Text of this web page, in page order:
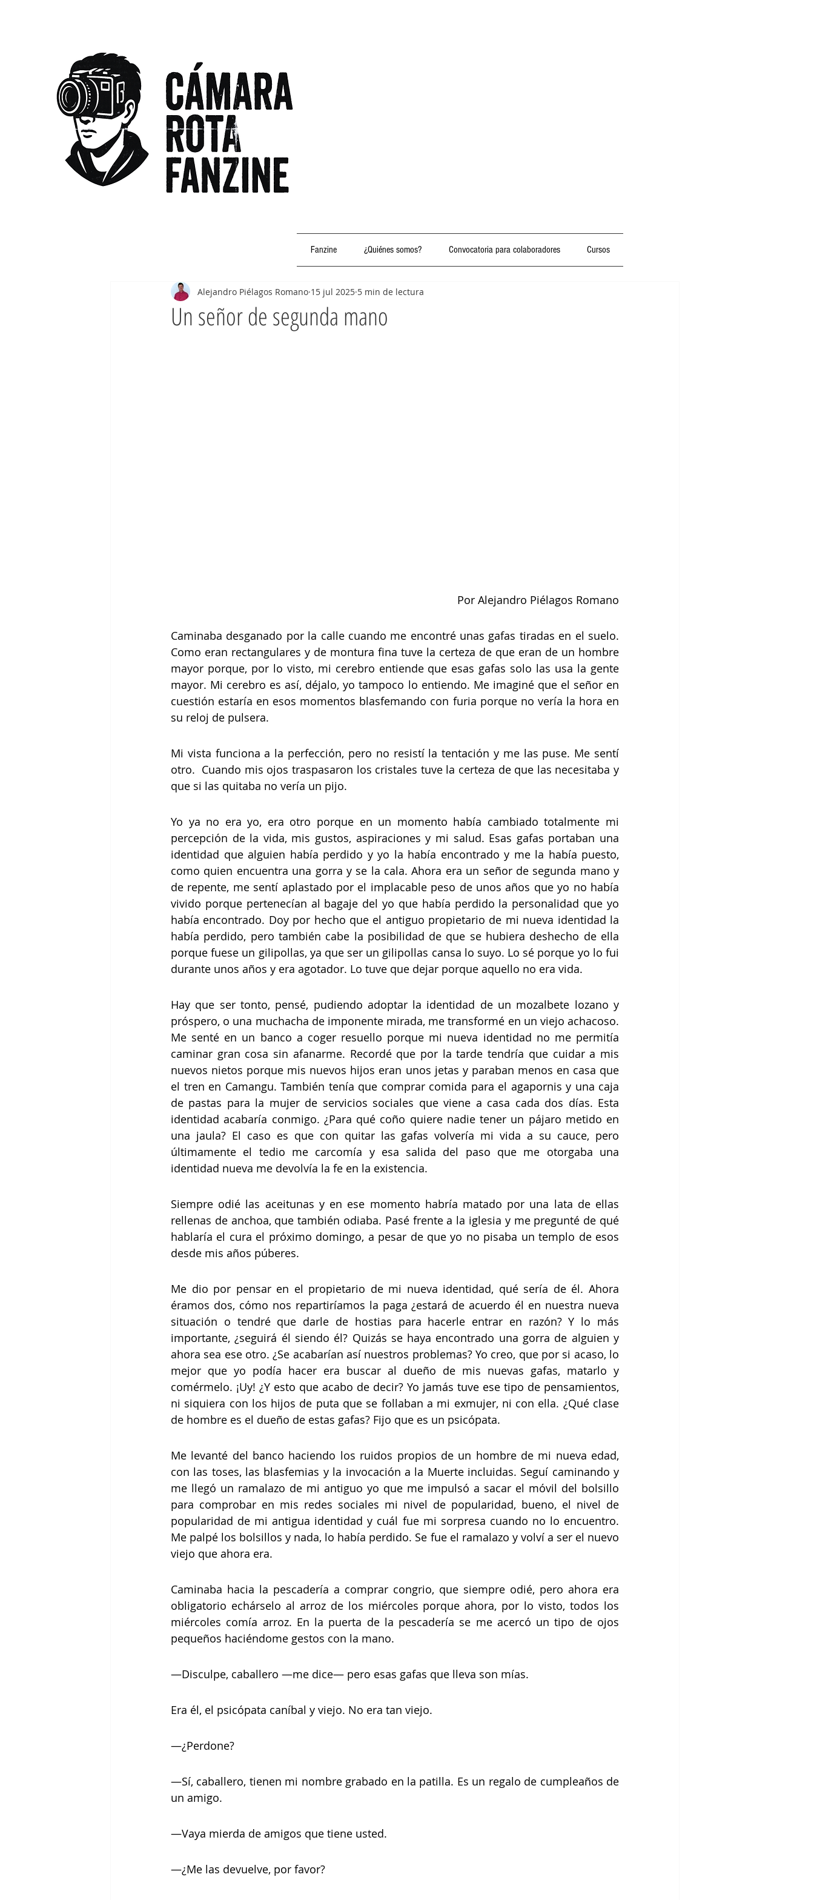
Fanzine ¿Quiénes somos? Convocatoria para colaboradores Cursos
Un señor de segunda mano
Alejandro Piélagos Romano 15 jul 2025 5 min de lectura
Por Alejandro Piélagos Romano
Caminaba desganado por la calle cuando me encontré unas gafas tiradas en el suelo.
Como eran rectangulares y de montura fina tuve la certeza de que eran de un hombre
mayor porque, por lo visto, mi cerebro entiende que esas gafas solo las usa la gente
mayor. Mi cerebro es así, déjalo, yo tampoco lo entiendo. Me imaginé que el señor en
cuestión estaría en esos momentos blasfemando con furia porque no vería la hora en
su reloj de pulsera.
Mi vista funciona a la perfección, pero no resistí la tentación y me las puse. Me sentí
otro.  Cuando mis ojos traspasaron los cristales tuve la certeza de que las necesitaba y
que si las quitaba no vería un pijo.
Yo ya no era yo, era otro porque en un momento había cambiado totalmente mi
percepción de la vida, mis gustos, aspiraciones y mi salud. Esas gafas portaban una
identidad que alguien había perdido y yo la había encontrado y me la había puesto,
como quien encuentra una gorra y se la cala. Ahora era un señor de segunda mano y
de repente, me sentí aplastado por el implacable peso de unos años que yo no había
vivido porque pertenecían al bagaje del yo que había perdido la personalidad que yo
había encontrado. Doy por hecho que el antiguo propietario de mi nueva identidad la
había perdido, pero también cabe la posibilidad de que se hubiera deshecho de ella
porque fuese un gilipollas, ya que ser un gilipollas cansa lo suyo. Lo sé porque yo lo fui
durante unos años y era agotador. Lo tuve que dejar porque aquello no era vida.
Hay que ser tonto, pensé, pudiendo adoptar la identidad de un mozalbete lozano y
próspero, o una muchacha de imponente mirada, me transformé en un viejo achacoso.
Me senté en un banco a coger resuello porque mi nueva identidad no me permitía
caminar gran cosa sin afanarme. Recordé que por la tarde tendría que cuidar a mis
nuevos nietos porque mis nuevos hijos eran unos jetas y paraban menos en casa que
el tren en Camangu. También tenía que comprar comida para el agapornis y una caja
de pastas para la mujer de servicios sociales que viene a casa cada dos días. Esta
identidad acabaría conmigo. ¿Para qué coño quiere nadie tener un pájaro metido en
una jaula? El caso es que con quitar las gafas volvería mi vida a su cauce, pero
últimamente el tedio me carcomía y esa salida del paso que me otorgaba una
identidad nueva me devolvía la fe en la existencia.
Siempre odié las aceitunas y en ese momento habría matado por una lata de ellas
rellenas de anchoa, que también odiaba. Pasé frente a la iglesia y me pregunté de qué
hablaría el cura el próximo domingo, a pesar de que yo no pisaba un templo de esos
desde mis años púberes.
Me dio por pensar en el propietario de mi nueva identidad, qué sería de él. Ahora
éramos dos, cómo nos repartiríamos la paga ¿estará de acuerdo él en nuestra nueva
situación o tendré que darle de hostias para hacerle entrar en razón? Y lo más
importante, ¿seguirá él siendo él? Quizás se haya encontrado una gorra de alguien y
ahora sea ese otro. ¿Se acabarían así nuestros problemas? Yo creo, que por si acaso, lo
mejor que yo podía hacer era buscar al dueño de mis nuevas gafas, matarlo y
comérmelo. ¡Uy! ¿Y esto que acabo de decir? Yo jamás tuve ese tipo de pensamientos,
ni siquiera con los hijos de puta que se follaban a mi exmujer, ni con ella. ¿Qué clase
de hombre es el dueño de estas gafas? Fijo que es un psicópata.
Me levanté del banco haciendo los ruidos propios de un hombre de mi nueva edad,
con las toses, las blasfemias y la invocación a la Muerte incluidas. Seguí caminando y
me llegó un ramalazo de mi antiguo yo que me impulsó a sacar el móvil del bolsillo
para comprobar en mis redes sociales mi nivel de popularidad, bueno, el nivel de
popularidad de mi antigua identidad y cuál fue mi sorpresa cuando no lo encuentro.
Me palpé los bolsillos y nada, lo había perdido. Se fue el ramalazo y volví a ser el nuevo
viejo que ahora era.
Caminaba hacia la pescadería a comprar congrio, que siempre odié, pero ahora era
obligatorio echárselo al arroz de los miércoles porque ahora, por lo visto, todos los
miércoles comía arroz. En la puerta de la pescadería se me acercó un tipo de ojos
pequeños haciéndome gestos con la mano.
—Disculpe, caballero —me dice— pero esas gafas que lleva son mías.
Era él, el psicópata caníbal y viejo. No era tan viejo.
—¿Perdone?
—Sí, caballero, tienen mi nombre grabado en la patilla. Es un regalo de cumpleaños de
un amigo.
—Vaya mierda de amigos que tiene usted.
—¿Me las devuelve, por favor?